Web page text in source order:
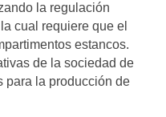
la regulación
cual requiere que el
estancos.
de la sociedad de
para la producción de